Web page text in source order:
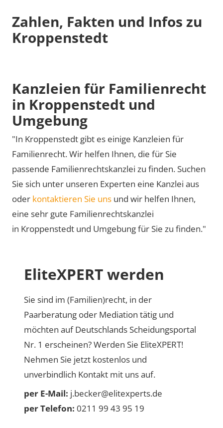
Zahlen, Fakten und Infos zu
Kroppenstedt
Kanzleien für Familienrecht
in Kroppenstedt und
Umgebung
"In Kroppenstedt gibt es einige Kanzleien für
Familienrecht. Wir helfen Ihnen, die für Sie
passende Familienrechtskanzlei zu finden. Suchen
Sie sich unter unseren Experten eine Kanzlei aus
oder kontaktieren Sie uns und wir helfen Ihnen,
eine sehr gute Familienrechtskanzlei
in Kroppenstedt und Umgebung für Sie zu finden."
EliteXPERT werden
Sie sind im (Familien)recht, in der
Paarberatung oder Mediation tätig und
möchten auf Deutschlands Scheidungsportal
Nr. 1 erscheinen? Werden Sie EliteXPERT!
Nehmen Sie jetzt kostenlos und
unverbindlich Kontakt mit uns auf.
per E-Mail: j.becker@elitexperts.de
per Telefon: 0211 99 43 95 19